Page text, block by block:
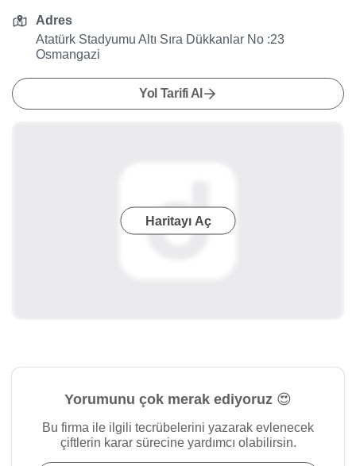
Adres
Atatürk Stadyumu Altı Sıra Dükkanlar No :23
Osmangazi
Yol Tarifi Al
Haritayı Aç
Yorumunu çok merak ediyoruz 😍
Bu firma ile ilgili tecrübelerini yazarak evlenecek
çiftlerin karar sürecine yardımcı olabilirsin.